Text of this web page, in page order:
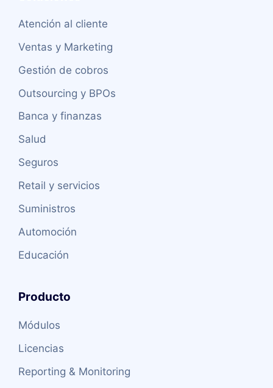
Atención al cliente
Ventas y Marketing
Gestión de cobros
Outsourcing y BPOs
Banca y finanzas
Salud
Seguros
Retail y servicios
Suministros
Automoción
Educación
Producto
Módulos
Licencias
Reporting & Monitoring